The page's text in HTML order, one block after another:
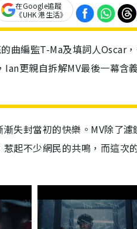
在Google追蹤
《UHK 港生活》
曲編監T-Ma及填詞人Oscar
更親自拆解MV最後一幕含
失封當初的快樂。MV除了濾
起不少網民的共鳴，而這次